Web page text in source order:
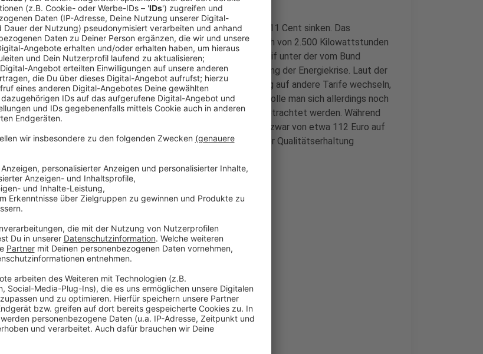
Der Grundpreis für eine Kilowattstunde soll dann von rund 14 auf 11 Cent sinken. Das
bedeutet, ein Zwei-Personen-Haushalt mit klassischem Verbrauch von 2.500 Kilowattstunden
pro Jahr spart ungefähr 6 Euro im Monat. Damit liegt der neue Tarif unter der vom Bund
gesetzten Preisbremse. Grund hierfür ist die deutliche Entspannung der Energiekrise. Laut der
Verbraucherzentrale sollen wir auf Dauer von der Grundversorgung auf andere Tarife wechseln,
da die Grundversorgung meist teurer ist. Im Fall der Stadtwerke solle man sich allerdings noch
gedulden. Anbieterwechsel müssten immer situationsabhängig betrachtet werden. Während
der Gaspreis sinkt werden die Grundwasserpreise angehoben und zwar von etwa 112 Euro auf
128 Euro. Die Erhöhung wird mit allgemein gestiegenen Kosten der Qualitätserhaltung
Anzeige
Weitere Infos und Links zum Thema:
Anzeige
So berichtet die RP:
So haben wir bisher berichetet: